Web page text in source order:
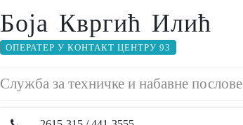
Боја Квргић Илић
ОПЕРАТЕР У КОНТАКТ ЦЕНТРУ 93
Служба за техничке и набавне послове